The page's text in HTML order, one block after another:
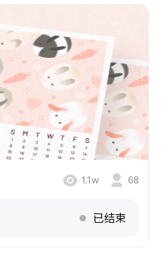
1.1w 68
已结束